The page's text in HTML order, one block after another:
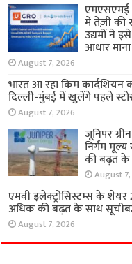
एमएसएमई
में तेज़ी की
उद्यमों ने
आधार माना
August 7, 2026
भारत आ रहा किम कार्दशियन
दिल्ली-मुंबई में खुलेंगे पहले
August 7, 2026
जूनिपर
निर्गम
की बढ़त के
August
एमवी इलेक्ट्रोसिस्टम्स के शेयर
अधिक की बढ़त के साथ
August 7, 2026